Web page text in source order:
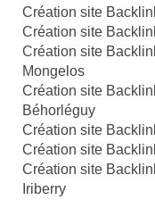
Création site
Création site
Création site
Mongelos
Création site
Béhorléguy
Création site
Création site
Création site
Iriberry